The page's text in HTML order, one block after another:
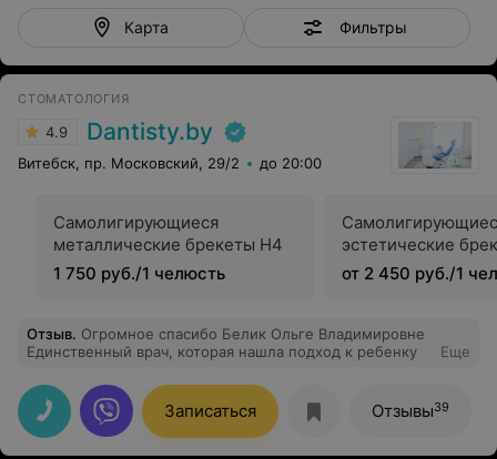
Карта Фильтры
СТОМАТОЛОГИЯ
4.9 Dantisty.by
Витебск, пр. Московский, 29/2 до 20:00
Самолигирующиеся
металлические брекеты H4
1 750 руб./1 челюсть
эстетические
от 2 450 руб./1
Отзыв. Огромное спасибо Белик Ольге Владимировне
Единственный врач, которая нашла подход к ребенку
Еще
Записаться Отзывы39